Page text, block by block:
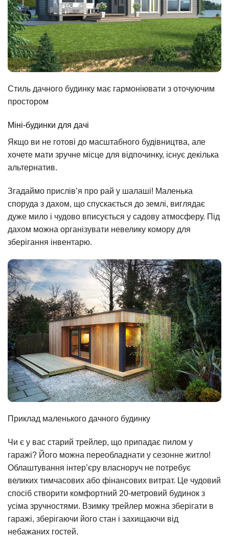
Стиль дачного будинку має гармоніювати з оточуючим
простором
Міні-будинки для дачі
Якщо ви не готові до масштабного будівництва, але
хочете мати зручне місце для відпочинку, існує декілька
альтернатив.
Згадаймо прислів’я про рай у шалаші! Маленька
споруда з дахом, що спускається до землі, виглядає
дуже мило і чудово вписується у садову атмосферу. Під
дахом можна організувати невелику комору для
зберігання інвентарю.
Приклад маленького дачного будинку
Чи є у вас старий трейлер, що припадає пилом у
гаражі? Його можна переобладнати у сезонне житло!
Облаштування інтер’єру власноруч не потребує
великих тимчасових або фінансових витрат. Це чудовий
спосіб створити комфортний 20-метровий будинок з
усіма зручностями. Взимку трейлер можна зберігати в
гаражі, зберігаючи його стан і захищаючи від
небажаних гостей.